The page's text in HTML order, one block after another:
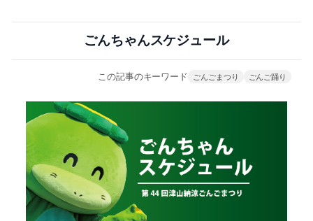
ごんちゃんスケジュール
この記事のキーワード ごんごまつり ごんご踊り